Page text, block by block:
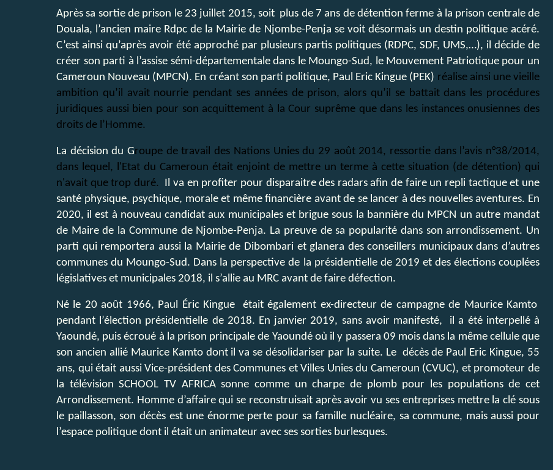
Après sa sortie de prison le 23 juillet 2015, soit plus de 7 ans de détention ferme à la prison centrale de
Douala, l’ancien maire Rdpc de la Mairie de Njombe-Penja se voit désormais un destin politique acéré.
C’est ainsi qu’après avoir été approché par plusieurs partis politiques (RDPC, SDF, UMS,…), il décide de
créer son parti à l’assise sémi-départementale dans le Moungo-Sud, le Mouvement Patriotique pour un
Cameroun Nouveau (MPCN). En créant son parti politique, Paul Eric Kingue (PEK) réalise ainsi une vieille
ambition qu’il avait nourrie pendant ses années de prison, alors qu’il se battait dans les procédures
juridiques aussi bien pour son acquittement à la Cour suprême que dans les instances onusiennes des
droits de l’Homme.
La décision du Groupe de travail des Nations Unies du 29 août 2014, ressortie dans l’avis n°38/2014,
dans lequel, l'Etat du Cameroun était enjoint de mettre un terme à cette situation (de détention) qui
n'avait que trop duré.
Il va en profiter pour disparaitre des radars afin de faire un repli tactique et une
santé physique, psychique, morale et même financière avant de se lancer à des nouvelles aventures. En
2020, il est à nouveau candidat aux municipales et brigue sous la bannière du MPCN un autre mandat
de Maire de la Commune de Njombe-Penja. La preuve de sa popularité dans son arrondissement. Un
parti qui remportera aussi la Mairie de Dibombari et glanera des conseillers municipaux dans d’autres
communes du Moungo-Sud. Dans la perspective de la présidentielle de 2019 et des élections couplées
législatives et municipales 2018, il s’allie au MRC avant de faire défection.
Né le 20 août 1966, Paul Éric Kingue était également ex-directeur de campagne de Maurice Kamto
pendant l’élection présidentielle de 2018. En janvier 2019, sans avoir manifesté, il a été interpellé à
Yaoundé, puis écroué à la prison principale de Yaoundé où il y passera 09 mois dans la même cellule que
son ancien allié Maurice Kamto dont il va se désolidariser par la suite. Le décès de Paul Eric Kingue, 55
ans, qui était aussi Vice-président des Communes et Villes Unies du Cameroun (CVUC), et promoteur de
la télévision SCHOOL TV AFRICA sonne comme un charpe de plomb pour les populations de cet
Arrondissement. Homme d’affaire qui se reconstruisait après avoir vu ses entreprises mettre la clé sous
le paillasson, son décès est une énorme perte pour sa famille nucléaire, sa commune, mais aussi pour
l’espace politique dont il était un animateur avec ses sorties burlesques.